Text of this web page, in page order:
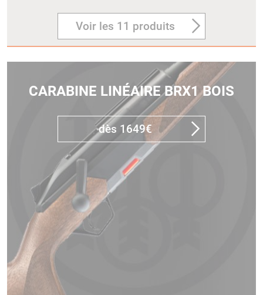
Voir les 11 produits
CARABINE LINÉAIRE BRX1 BOIS
dès 1649€